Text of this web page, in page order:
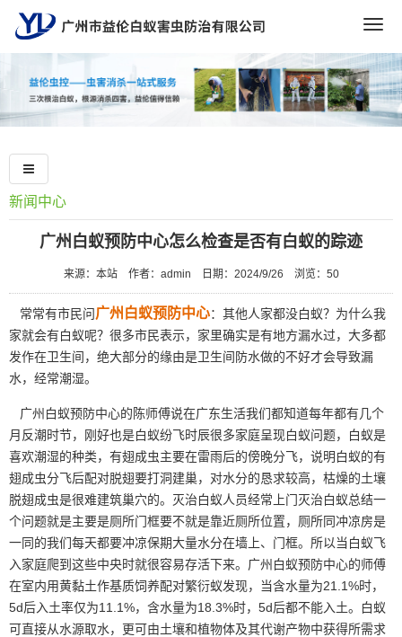
新闻中心
广州白蚁预防中心怎么检查是否有白蚁的踪迹
来源：本站 作者：admin 日期：2024/9/26 浏览： 50
常常有市民问广州白蚁预防中心：其他人家都没白蚁？为什么我
家就会有白蚁呢？很多市民表示，家里确实是有地方漏水过，大多都
发作在卫生间，绝大部分的缘由是卫生间防水做的不好才会导致漏
水，经常潮湿。
广州白蚁预防中心的陈师傅说在广东生活我们都知道每年都有几个
月反潮时节，刚好也是白蚁纷飞时辰很多家庭呈现白蚁问题，白蚁是
喜欢潮湿的种类，有翅成虫主要在雷雨后的傍晚分飞，说明白蚁的有
翅成虫分飞后配对脱翅要打洞建巢，对水分的恳求较高，枯燥的土壤
脱翅成虫是很难建筑巢穴的。灭治白蚁人员经常上门灭治白蚁总结一
个问题就是主要是厕所门框要不就是靠近厕所位置，厕所同冲凉房是
一同的我们每天都要冲凉保期大量水分在墙上、门框。所以当白蚁飞
入家庭爬到这些中央时就很容易存活下来。广州白蚁预防中心的师傅
在室内用黄黏土作基质饲养配对繁衍蚁发现，当含水量为21.1%时，
5d后入土率仅为11.1%，含水量为18.3%时，5d后都不能入土。白蚁
可直接从水源取水，更可由土壤和植物体及其代谢产物中获得所需求